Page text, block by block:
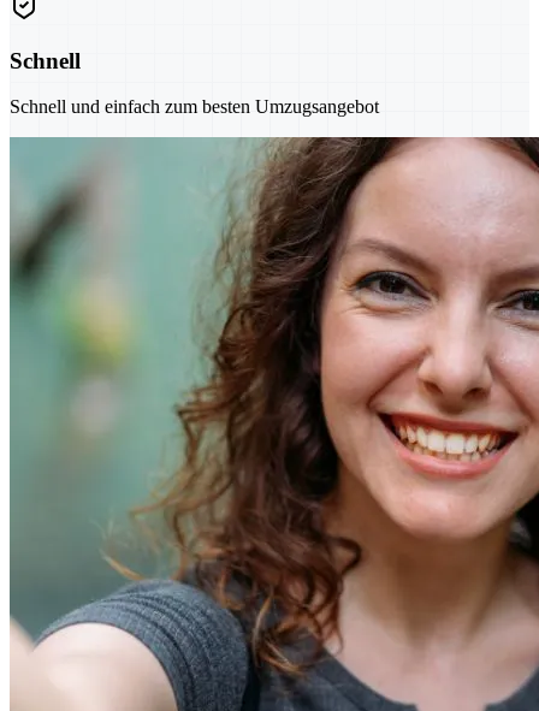
Schnell
Schnell und einfach zum besten Umzugsangebot